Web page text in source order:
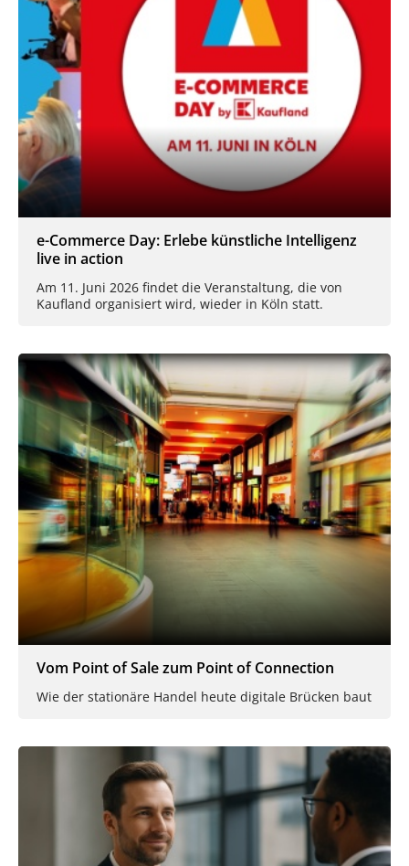
e-Commerce Day: Erlebe künstliche Intelligenz
live in action
Am 11. Juni 2026 findet die Veranstaltung, die von
Kaufland organisiert wird, wieder in Köln statt.
Vom Point of Sale zum Point of Connection
Wie der stationäre Handel heute digitale Brücken baut